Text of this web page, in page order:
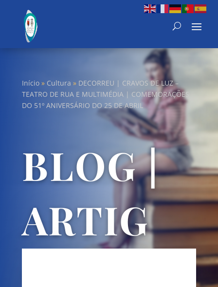
Início» Cultura » DECORREU | CRAVOS DE LUZ –
TEATRO DE RUA E MULTIMÉDIA | COMEMORAÇÕES
DO 51º ANIVERSÁRIO DO 25 DE ABRIL
BLOG |
ARTIG